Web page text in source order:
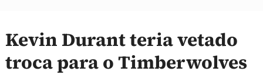
Kevin Durant teria vetado
troca para o Timberwolves